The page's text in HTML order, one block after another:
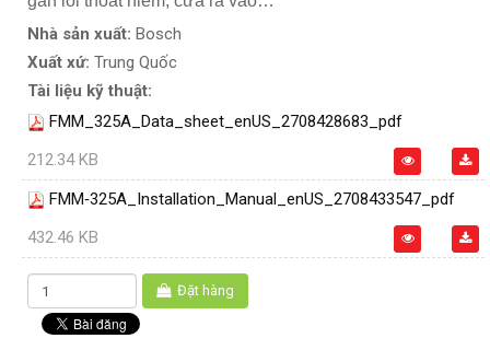
Nhà sản xuất: Bosch
Xuất xứ: Trung Quốc
Tài liệu kỹ thuật:
FMM_325A_Data_sheet_enUS_2708428683_pdf
212.34 KB
FMM‑325A_Installation_Manual_enUS_2708433547_pdf
432.46 KB
Đặt hàng